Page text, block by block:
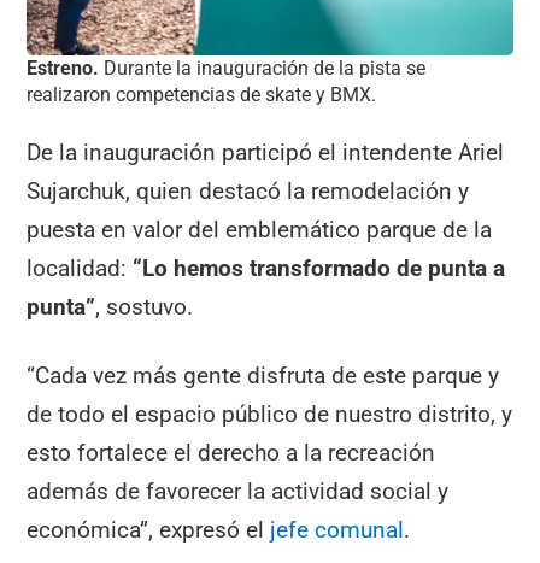
Estreno. Durante la inauguración de la pista se
realizaron competencias de skate y BMX.
De la inauguración participó el intendente Ariel
Sujarchuk, quien destacó la remodelación y
puesta en valor del emblemático parque de la
localidad: “Lo hemos transformado de punta a
punta”, sostuvo.
“Cada vez más gente disfruta de este parque y
de todo el espacio público de nuestro distrito, y
esto fortalece el derecho a la recreación
además de favorecer la actividad social y
económica”, expresó el jefe comunal.